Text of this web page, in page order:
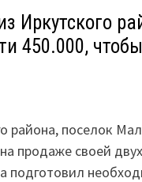
Иркутского
450.000,
района, поселок
продаже своей
подготовил